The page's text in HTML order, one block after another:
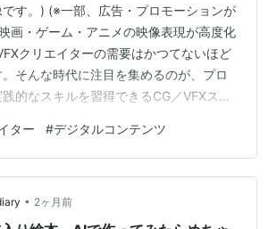
す。) (※一部、広告・プロモーションが
画・ゲーム・アニメの映像表現が高度化
クリエイターの需要はかつてないほど
そんな時代に注目を集めるのが、プロ
的なスキルを習得できるCG／VFXスク
就職サポートまでを徹底調査。未経験
プクリエイターへの道が開けるスクー
となくお伝えします。 ＜CG／VFXスク
魅力＞ CG／VFXスクールとは、映画・
広告などの映像制作分野で活躍するデ
ター #デジタルコンテンツ
• 2ヶ月前